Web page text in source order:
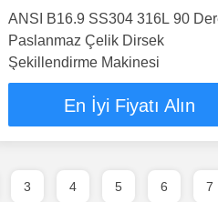
ANSI B16.9 SS304 316L 90
Paslanmaz Çelik Dirsek
Şekillendirme Makinesi
En İyi Fiyatı Alın
3 4 5 6 7